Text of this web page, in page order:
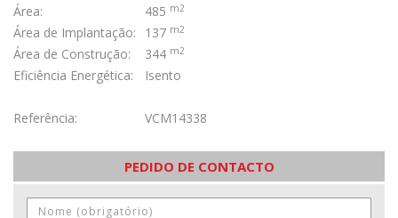
Área: 485 m2
Área de Implantação: 137 m2
Área de Construção: 344 m2
Eficiência Energética: Isento
Referência: VCM14338
PEDIDO DE CONTACTO